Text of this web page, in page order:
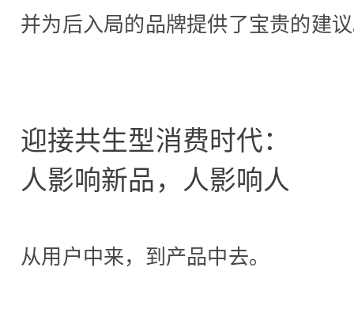
并为后入局的品牌提供了宝贵的建
迎接共生型消费时代：
人影响新品，人影响人
从用户中来，到产品中去。